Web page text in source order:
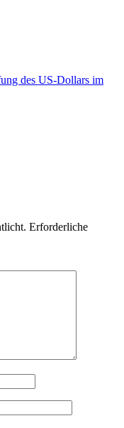
des US-Dollars im
Erforderliche